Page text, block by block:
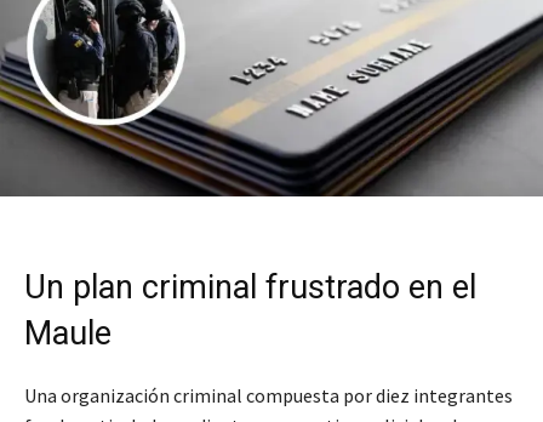
Un plan criminal frustrado en el
Maule
Una organización criminal compuesta por diez integrantes